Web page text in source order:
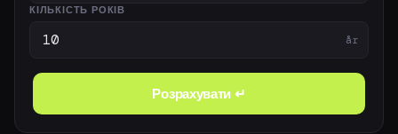
КІЛЬКІСТЬ РОКІВ
år
Розрахувати ↵